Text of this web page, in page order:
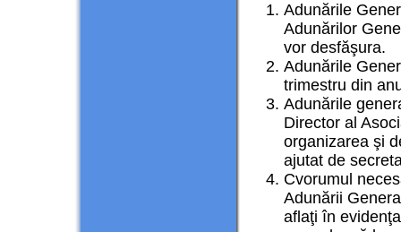
Adunările
Adunărilor
vor desfăşura.
Adunările
trimestru din
Adunările
Director al
organizarea şi
ajutat de
Cvorumul
Adunării
aflaţi în